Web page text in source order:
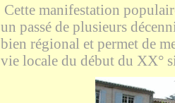
Cette manifestation
un passé de plusieurs
bien régional et permet de
vie locale du début du XX°